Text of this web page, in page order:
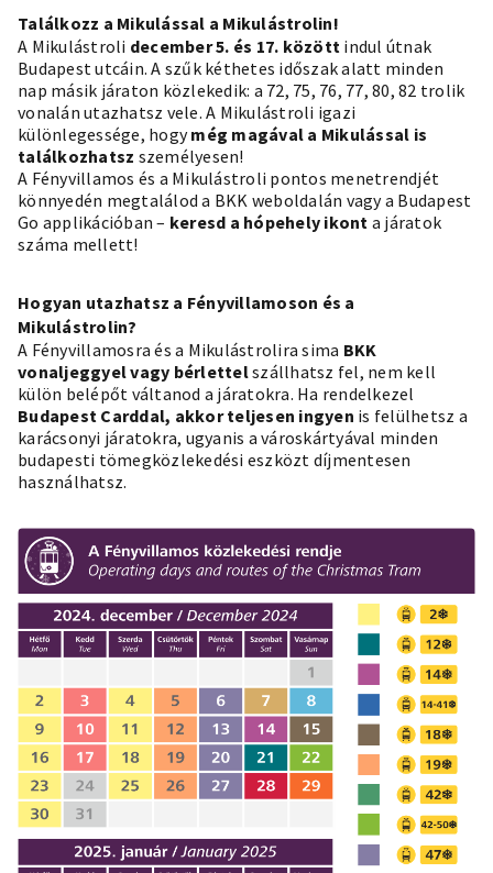
Találkozz a Mikulással a Mikulástrolin!
A Mikulástroli december 5. és 17. között indul útnak
Budapest utcáin. A szűk kéthetes időszak alatt minden
nap másik járaton közlekedik: a 72, 75, 76, 77, 80, 82 trolik
vonalán utazhatsz vele. A Mikulástroli igazi
különlegessége, hogymég magával a Mikulással is
találkozhatsz személyesen!
A Fényvillamos és a Mikulástroli pontos menetrendjét
könnyedén megtalálod a BKK weboldalán vagy a Budapest
Go applikációban – keresd a hópehely ikont a járatok
száma mellett!
Hogyan utazhatsz a Fényvillamoson és a
Mikulástrolin?
A Fényvillamosra és a Mikulástrolira sima BKK
vonaljeggyel vagy bérlettelszállhatsz fel, nem kell
külön belépőt váltanod a járatokra. Ha rendelkezel
Budapest Carddal, akkor teljesen ingyen is felülhetsz a
karácsonyi járatokra, ugyanis a városkártyával minden
budapesti tömegközlekedési eszközt díjmentesen
használhatsz.